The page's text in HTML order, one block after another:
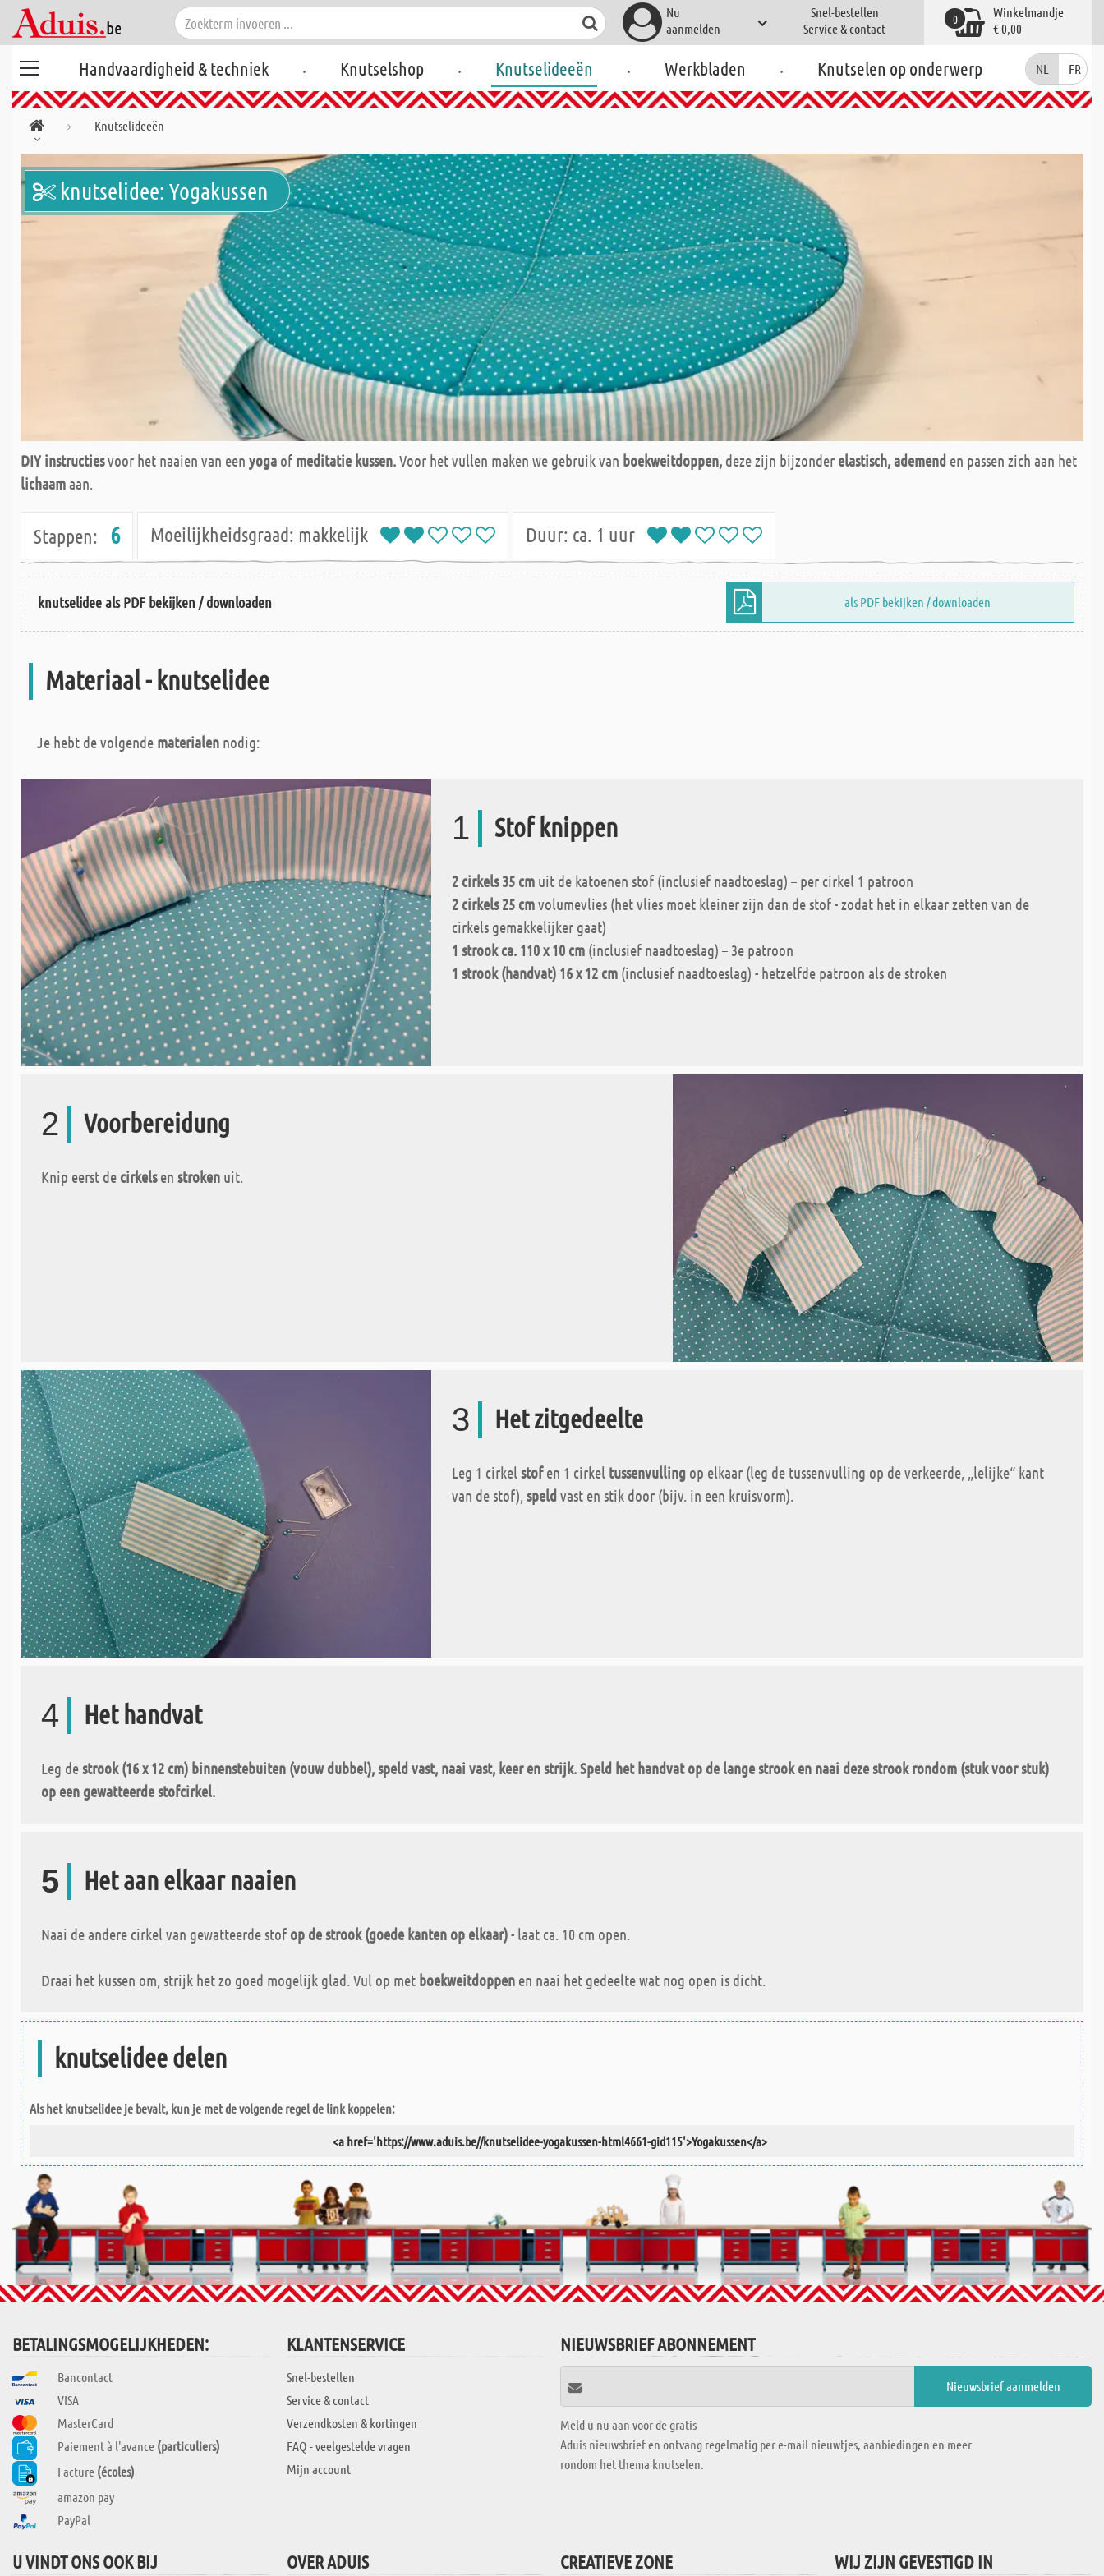
Nu
aanmelden
Snel-bestellen
Service & contact
Winkelmandje
€ 0,00
0
Handvaardigheid & techniek . Knutselshop . Knutselideeën . Werkbladen . Knutselen op onderwerp NL FR
Knutselideeën
knutselidee: Yogakussen
DIY instructiesvoor het naaien van een yoga of meditatie kussen.Voor het vullen maken we gebruik van boekweitdoppen, deze zijn bijzonder elastisch, ademend en passen zich aan het
lichaamaan.
Stappen: 6 Moeilijkheidsgraad: makkelijk Duur: ca. 1 uur
knutselidee als PDF bekijken / downloaden als PDF bekijken / downloaden
Materiaal - knutselidee
Je hebt de volgende materialen nodig:
1 Stof knippen
2 cirkels 35 cm uit de katoenen stof (inclusief naadtoeslag) – per cirkel 1 patroon
2 cirkels 25 cmvolumevlies (het vlies moet kleiner zijn dan de stof - zodat het in elkaar zetten van de
cirkels gemakkelijker gaat)
1 strook ca. 110 x 10 cm (inclusief naadtoeslag) – 3e patroon
1 strook (handvat) 16 x 12 cm (inclusief naadtoeslag) - hetzelfde patroon als de stroken
2 Voorbereidung
Knip eerst de cirkelsen stroken uit.
3 Het zitgedeelte
Leg 1 cirkelstofen 1 cirkel tussenvulling op elkaar (leg de tussenvulling op de verkeerde, „lelijke“ kant
van de stof), speld vast en stik door (bijv. in een kruisvorm).
4 Het handvat
Leg destrook (16 x 12 cm) binnenstebuiten (vouw dubbel), speld vast, naai vast, keer en strijk. Speld het handvat op de lange strooken naai deze strook rondom (stuk voor stuk)
op een gewatteerde stofcirkel.
5 Het aan elkaar naaien
Naai de andere cirkel van gewatteerde stof op de strook (goede kanten op elkaar)- laat ca. 10 cm open.
Draai het kussen om, strijk het zo goed mogelijk glad. Vul op met boekweitdoppen en naai het gedeelte wat nog open is dicht.
knutselidee delen
Als het knutselidee je bevalt, kun je met de volgende regel de link koppelen:
BETALINGSMOGELIJKHEDEN:
Bancontact
VISA
MasterCard
Paiement à l'avance (particuliers)
Facture (écoles)
amazon pay
PayPal
KLANTENSERVICE
Snel-bestellen
Service & contact
Verzendkosten & kortingen
FAQ - veelgestelde vragen
Mijn account
NIEUWSBRIEF ABONNEMENT
Meld u nu aan voor de gratis
Aduis nieuwsbrief en ontvang regelmatig per e-mail nieuwtjes, aanbiedingen en meer
rondom het thema knutselen.
U VINDT ONS OOK BIJ OVER ADUIS CREATIEVE ZONE WIJ ZIJN GEVESTIGD IN